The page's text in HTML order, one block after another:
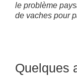
le problème
de vaches pour
Quelques